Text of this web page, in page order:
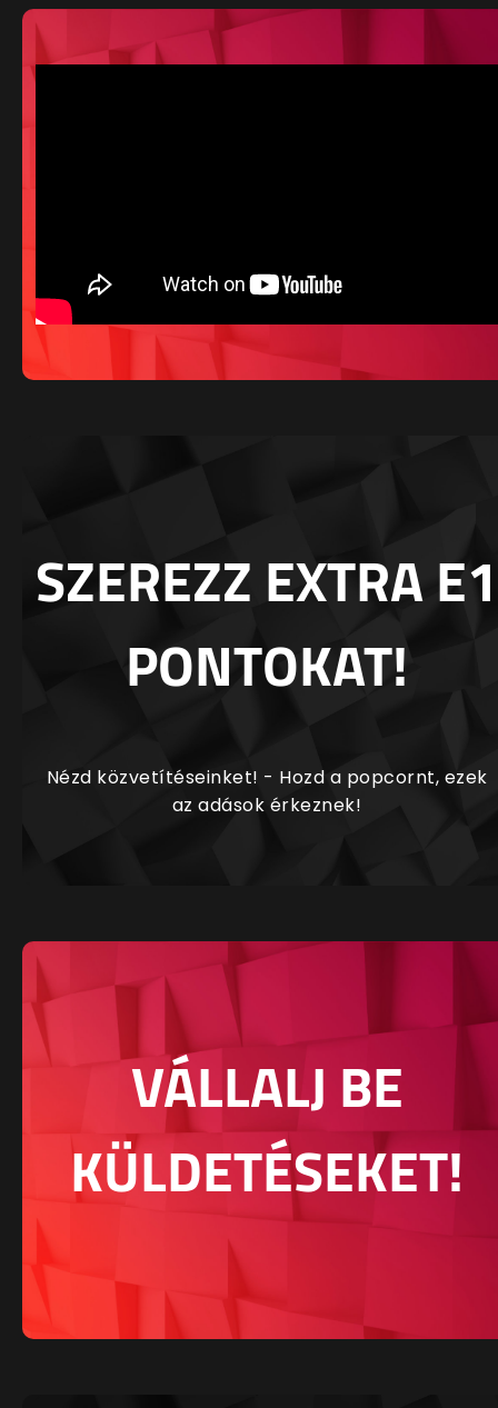
SZEREZZ EXTRA E1
PONTOKAT!
Nézd közvetítéseinket! - Hozd a popcornt, ezek
az adások érkeznek!
VÁLLALJ BE
KÜLDETÉSEKET!